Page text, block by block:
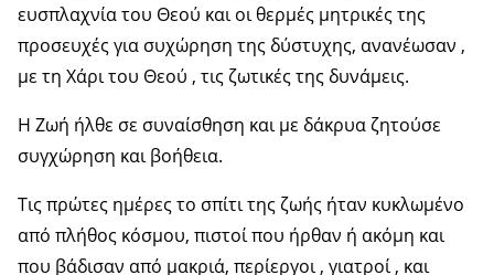
ευσπλαχνία του Θεού και οι θερμές μητρικές της
προσευχές για συχώρηση της δύστυχης, ανανέωσαν ,
με τη Χάρι του Θεού , τις ζωτικές της δυνάμεις.
Η Ζωή ήλθε σε συναίσθηση και με δάκρυα ζητούσε
συγχώρηση και βοήθεια.
Τις πρώτες ημέρες το σπίτι της ζωής ήταν κυκλωμένο
από πλήθος κόσμου, πιστοί που ήρθαν ή ακόμη και
που βάδισαν από μακριά, περίεργοι , γιατροί , και